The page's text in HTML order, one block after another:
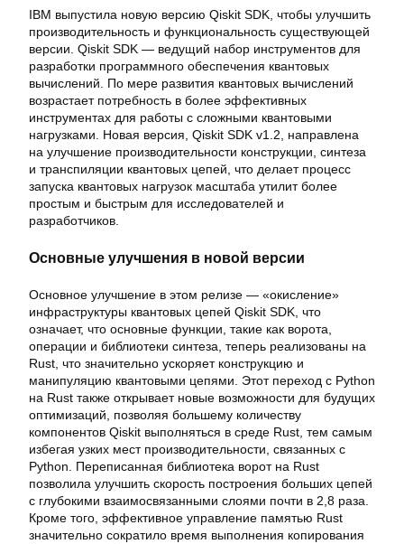
IBM выпустила новую версию Qiskit SDK, чтобы улучшить
производительность и функциональность существующей
версии. Qiskit SDK — ведущий набор инструментов для
разработки программного обеспечения квантовых
вычислений. По мере развития квантовых вычислений
возрастает потребность в более эффективных
инструментах для работы с сложными квантовыми
нагрузками. Новая версия, Qiskit SDK v1.2, направлена
на улучшение производительности конструкции, синтеза
и транспиляции квантовых цепей, что делает процесс
запуска квантовых нагрузок масштаба утилит более
простым и быстрым для исследователей и
разработчиков.
Основные улучшения в новой версии
Основное улучшение в этом релизе — «окисление»
инфраструктуры квантовых цепей Qiskit SDK, что
означает, что основные функции, такие как ворота,
операции и библиотеки синтеза, теперь реализованы на
Rust, что значительно ускоряет конструкцию и
манипуляцию квантовыми цепями. Этот переход с Python
на Rust также открывает новые возможности для будущих
оптимизаций, позволяя большему количеству
компонентов Qiskit выполняться в среде Rust, тем самым
избегая узких мест производительности, связанных с
Python. Переписанная библиотека ворот на Rust
позволила улучшить скорость построения больших цепей
с глубокими взаимосвязанными слоями почти в 2,8 раза.
Кроме того, эффективное управление памятью Rust
значительно сократило время выполнения копирования